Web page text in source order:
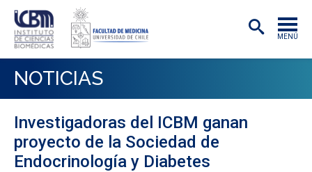
MENÚ
ACADÉMICAS/OS
INVESTIGACIÓN
PREGRADO
NOTICIAS
Investigadoras del ICBM ganan
proyecto de la Sociedad de
Endocrinología y Diabetes